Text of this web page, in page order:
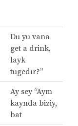
Du yu vana
get a drink,
layk
tugedır?”
Ay sey “Aym
kaynda biziy,
bat